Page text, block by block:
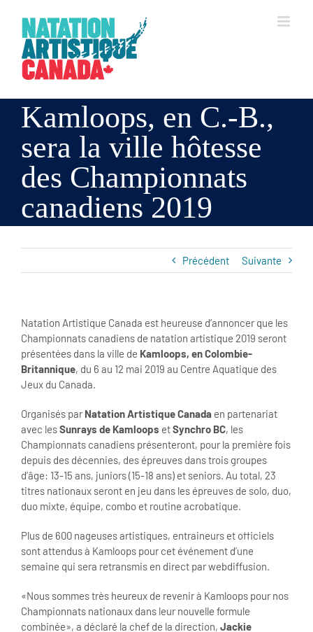
content
Kamloops, en C.-B.,
sera la ville hôtesse
des Championnats
canadiens 2019
Précédent Suivante
Natation Artistique Canada est heureuse d’annoncer que les
Championnats canadiens de natation artistique 2019 seront
présentées dans la ville de Kamloops, en Colombie-
Britannique, du 6 au 12 mai 2019 au Centre Aquatique des
Jeux du Canada.
Organisés par Natation Artistique Canada en partenariat
avec lesSunrays de Kamloops etSynchro BC, les
Championnats canadiens présenteront, pour la première fois
depuis des décennies, des épreuves dans trois groupes
d’âge: 13-15 ans, juniors (15-18 ans) et seniors. Au total, 23
titres nationaux seront en jeu dans les épreuves de solo, duo,
duo mixte, équipe, combo et routine acrobatique.
Plus de 600 nageuses artistiques, entraineurs et officiels
sont attendus à Kamloops pour cet événement d’une
semaine qui sera retransmis en direct par webdiffusion.
«Nous sommes très heureux de revenir à Kamloops pour nos
Championnats nationaux dans leur nouvelle formule
combinée», a déclaré la chef de la direction, Jackie